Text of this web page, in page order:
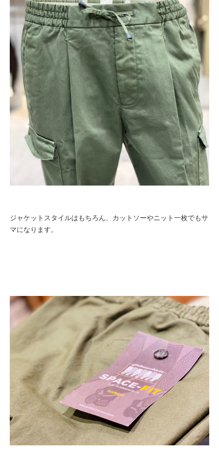
ジャケットスタイルはもちろん、カットソーやニット一枚でもサ
マになります。